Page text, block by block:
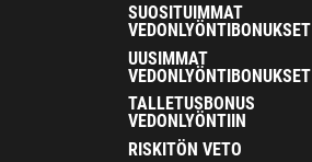
SUOSITUIMMAT
VEDONLYÖNTIBONUKSET
UUSIMMAT
VEDONLYÖNTIBONUKSET
TALLETUSBONUS
VEDONLYÖNTIIN
RISKITÖN VETO